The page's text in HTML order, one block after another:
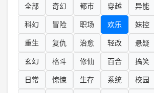
全部 奇幻 都市 穿越 异能
科幻 冒险 职场 欢乐 妹控
重生 复仇 治愈 轻改 悬疑
玄幻 格斗 修仙 百合 搞笑
日常 惊悚 生存 系统 校园